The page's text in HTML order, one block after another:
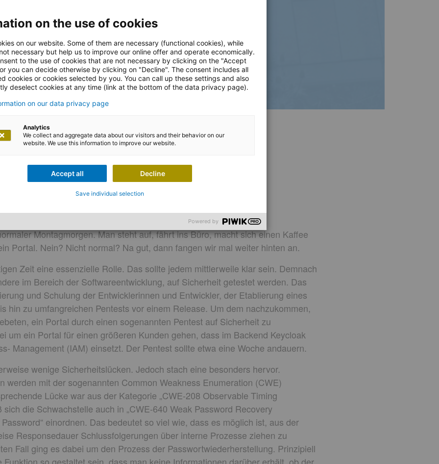
sind gleicher als andere
Montagmorgen. Man steht auf, fährt ins Büro, macht sich einen Kaffee
Portal. Nein? Nicht normal? Na gut, dann fangen wir mal weiter hinten an.
Zeit eine essenzielle Rolle. Das sollte jedem mittlerweile klar sein. Demnach
im Bereich der Softwareentwicklung, auf Sicherheit getestet werden. Das
und Schulung der Entwicklerinnen und Entwickler, der Etablierung eines
hin zu umfangreichen Pentests vor einem Release. Um dem nachzukommen,
ein Portal durch einen sogenannten Pentest auf Sicherheit zu
um ein Portal für einen größeren Kunden gehen, dass im Backend Keycloak
Management (IAM) einsetzt. Der Pentest sollte etwa eine Woche andauern.
wenige Sicherheitslücken. Jedoch stach eine besonders hervor.
werden mit der sogenannten Common Weakness Enumeration (CWE)
Lücke war aus der Kategorie „CWE-208 Observable Timing
sich die Schwachstelle auch in „CWE-640 Weak Password Recovery
einordnen. Das bedeutet so viel wie, dass es möglich ist, aus der
Responsedauer Schlussfolgerungen über interne Prozesse ziehen zu
Fall ging es dabei um den Prozess der Passwortwiederherstellung. Prinzipiell
Funktion so gestaltet sein, dass man keine Informationen darüber erhält, ob der
on the use of cookies
on our website. Some of them are necessary (functional cookies), while
necessary but help us to improve our online offer and operate economically.
to the use of cookies that are not necessary by clicking on the "Accept
you can decide otherwise by clicking on "Decline". The consent includes all
cookies or cookies selected by you. You can call up these settings and also
deselect cookies at any time (link at the bottom of the data privacy page).
on our data privacy page
Analytics
We collect and aggregate data about our visitors and their behavior on our
website. We use this information to improve our website.
Accept all Decline
Save individual selection
Powered by